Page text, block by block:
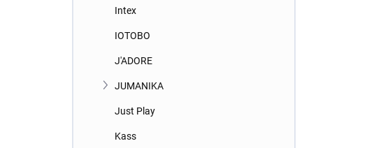
Intex
IOTOBO
J'ADORE
JUMANIKA
Just Play
Kass